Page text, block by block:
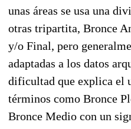
unas áreas se usa una
otras tripartita, Bronce
y/o Final, pero
adaptadas a los datos
dificultad que explica el
términos como Bronce
Bronce Medio con un